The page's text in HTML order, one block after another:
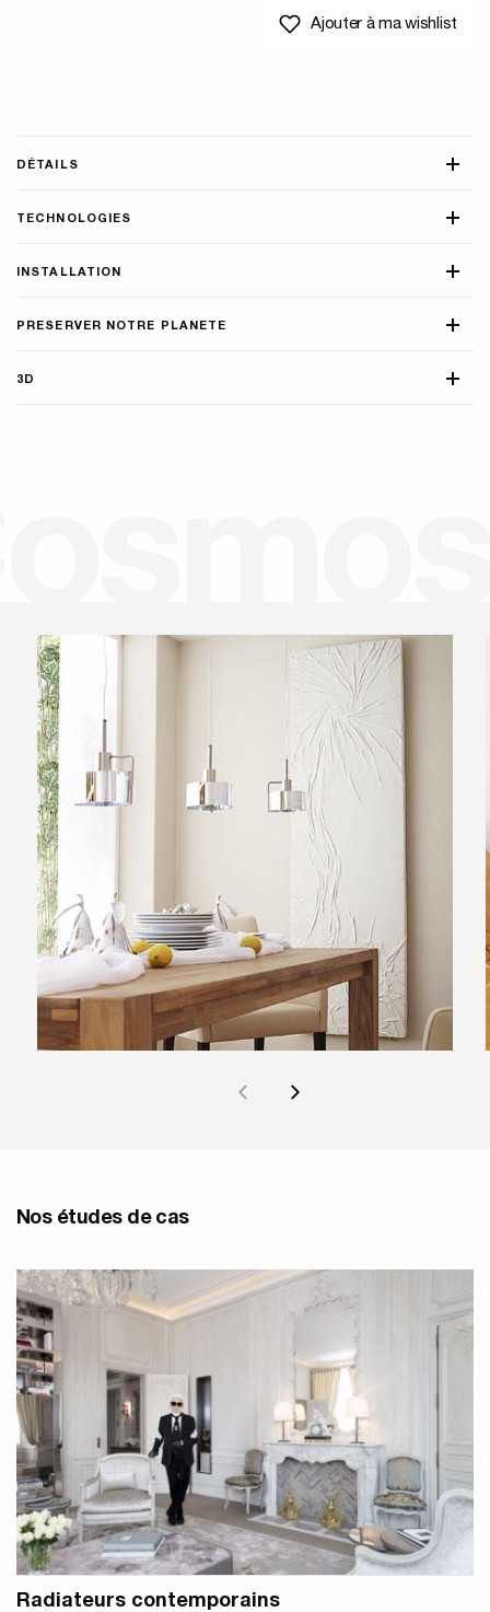
Ajouter à ma wishlist
DÉTAILS
TECHNOLOGIES
INSTALLATION
PRESERVER NOTRE PLANETE
3D
Nos études de cas
Radiateurs contemporains